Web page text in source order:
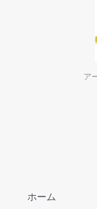
ア
ホーム